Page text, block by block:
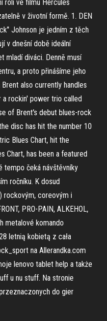
roli ve filmu Hercules
v životní formě. 1. DEN
Johnson je jedním z těch
v dnešní době ideální
mladí diváci. Denně musí
a proto přinášíme jeho
also currently handles
a rockin' power trio called
of Brent's debut blues-rock
disc has hit the number 10
Blues Chart, hit the
Chart, has been a featured
tempo čeká návštěvníky
ročníku. K dosud
rockovým, coreovým i
PRO-PAIN, ALKEHOL,
metalové komando
letnią kobietą z cała
na Allerandka.com
lenovo tablet help a także
u nu stuff. Na stronie
do gier